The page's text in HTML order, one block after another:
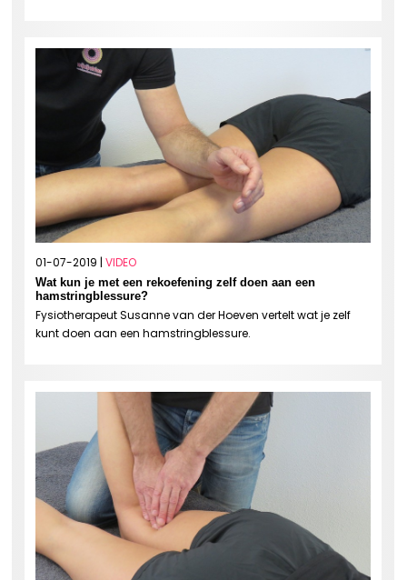
01-07-2019 | VIDEO
Wat kun je met een rekoefening zelf doen aan een
hamstringblessure?
Fysiotherapeut Susanne van der Hoeven vertelt wat je zelf
kunt doen aan een hamstringblessure.